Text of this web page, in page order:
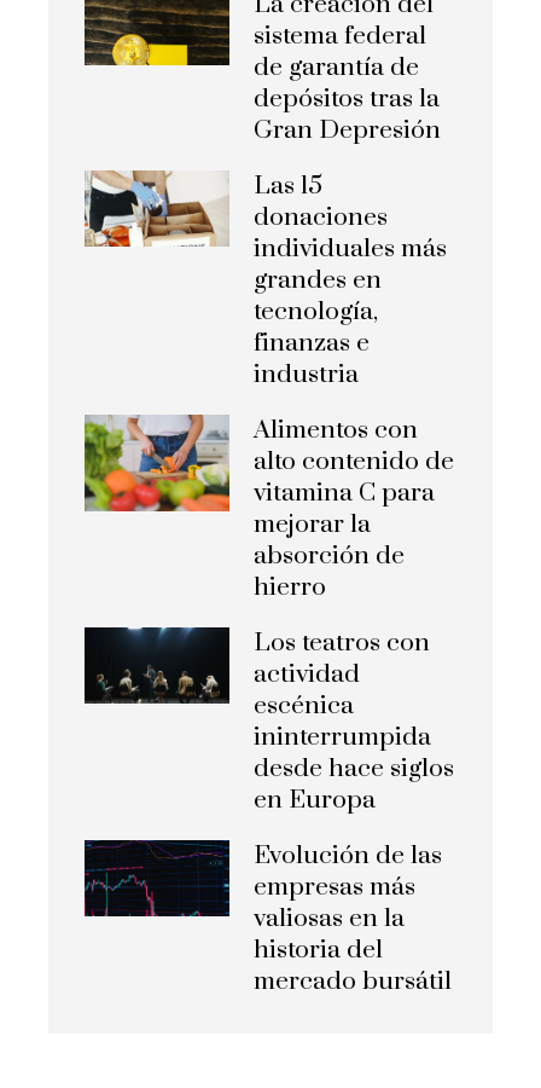
sistema federal
de garantía de
depósitos tras la
Gran Depresión
Las 15
donaciones
individuales más
grandes en
tecnología,
finanzas e
industria
Alimentos con
alto contenido de
vitamina C para
mejorar la
absorción de
hierro
Los teatros con
actividad
escénica
ininterrumpida
desde hace siglos
en Europa
Evolución de las
empresas más
valiosas en la
historia del
mercado bursátil